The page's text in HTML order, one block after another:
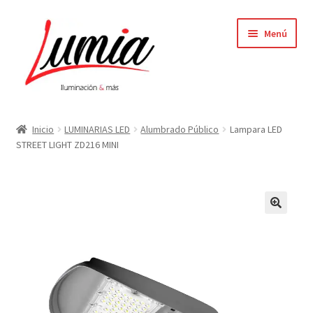
navegación
contenido
Menú
Carrito
Finalizar compra
Mi cuenta
Inicio LUMINARIAS LED Alumbrado Público
Lampara LED
STREET LIGHT ZD216 MINI